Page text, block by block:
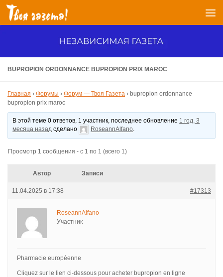
Перейти к содержимому
BUPROPION ORDONNANCE BUPROPION PRIX MAROC
Главная › Форумы › Форум — Твоя Газета › bupropion ordonnance
bupropion prix maroc
В этой теме 0 ответов, 1 участник, последнее обновление 1 год, 3
месяца назад сделано RoseannAlfano.
Просмотр 1 сообщения - с 1 по 1 (всего 1)
Автор Записи
11.04.2025 в 17:38 #17313
RoseannAlfano
Участник
Pharmacie européenne
Cliquez sur le lien ci-dessous pour acheter bupropion en ligne